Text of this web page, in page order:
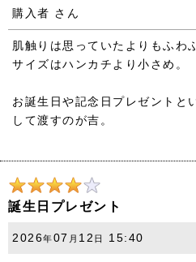
購入者 さん
肌触りは思っていたよりもふわ
サイズはハンカチより小さめ。
お誕生日や記念日プレゼントと
して渡すのが吉。
誕生日プレゼント
2026年07 月 12 日 15:40